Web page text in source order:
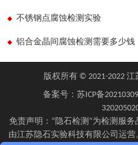
不锈钢点腐蚀检测实验
铝合金晶间腐蚀检测需要多少钱
版权所有 © 2021-2022
备案号： 苏ICP备
免责声明：“隐石检测”为检测服
由江苏隐石实验科技有限公司运